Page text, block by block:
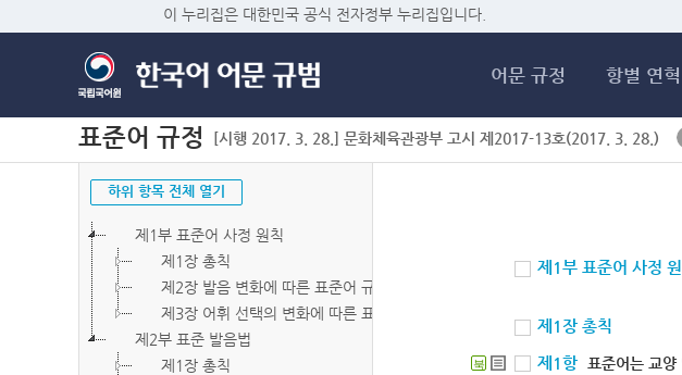
이 누리집은 대한민국 공식 전자정부 누리집입니다.
어문 규정 항별 연혁
표준어 규정 [시행 2017. 3. 28.] 문화체육관광부 고시 제2017-13호(2017. 3. 28.)
하위 항목 전체 열기
제1부 표준어 사정 원칙
제1장 총칙
제2장 발음 변화에 따른 표준어 규정
제3장 어휘 선택의 변화에 따른 표준어 규정
제2부 표준 발음법
제1장 총칙
제1부 표준어 사정
제1장 총칙
북 제1항 표준어는 교양